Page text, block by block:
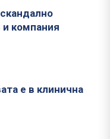
компания
е в клинична